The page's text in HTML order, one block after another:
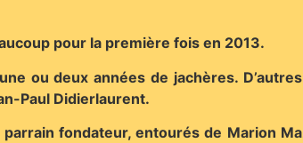
pour la première fois en 2013.
ou deux années de jachères.
Paul Didierlaurent.
fondateur, entourés de Marion